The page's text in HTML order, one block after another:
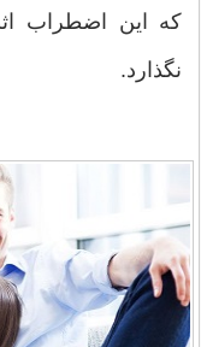
که این اضطراب
نگذارد.